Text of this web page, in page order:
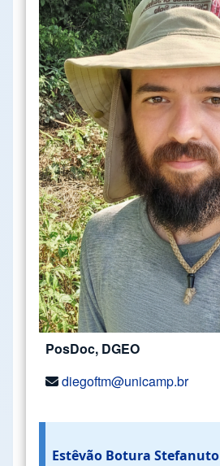
PosDoc, DGEO
diegoftm@unicamp.br
Estêvão Botura Stefanuto